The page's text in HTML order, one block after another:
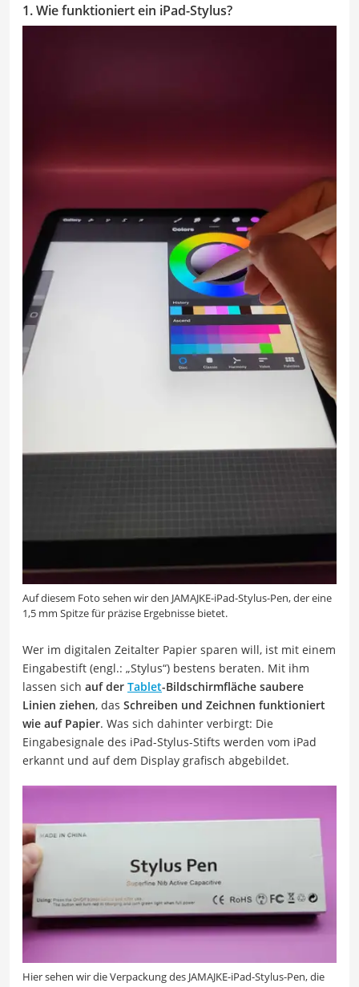
1. Wie funktioniert ein iPad-Stylus?
Auf diesem Foto sehen wir den JAMAJKE-iPad-Stylus-Pen, der eine
1,5 mm Spitze für präzise Ergebnisse bietet.
Wer im digitalen Zeitalter Papier sparen will, ist mit einem
Eingabestift (engl.: „Stylus“) bestens beraten. Mit ihm
lassen sich auf der Tablet-Bildschirmfläche saubere
Linien ziehen, das Schreiben und Zeichnen funktioniert
wie auf Papier. Was sich dahinter verbirgt: Die
Eingabesignale des iPad-Stylus-Stifts werden vom iPad
erkannt und auf dem Display grafisch abgebildet.
Hier sehen wir die Verpackung des JAMAJKE-iPad-Stylus-Pen, die